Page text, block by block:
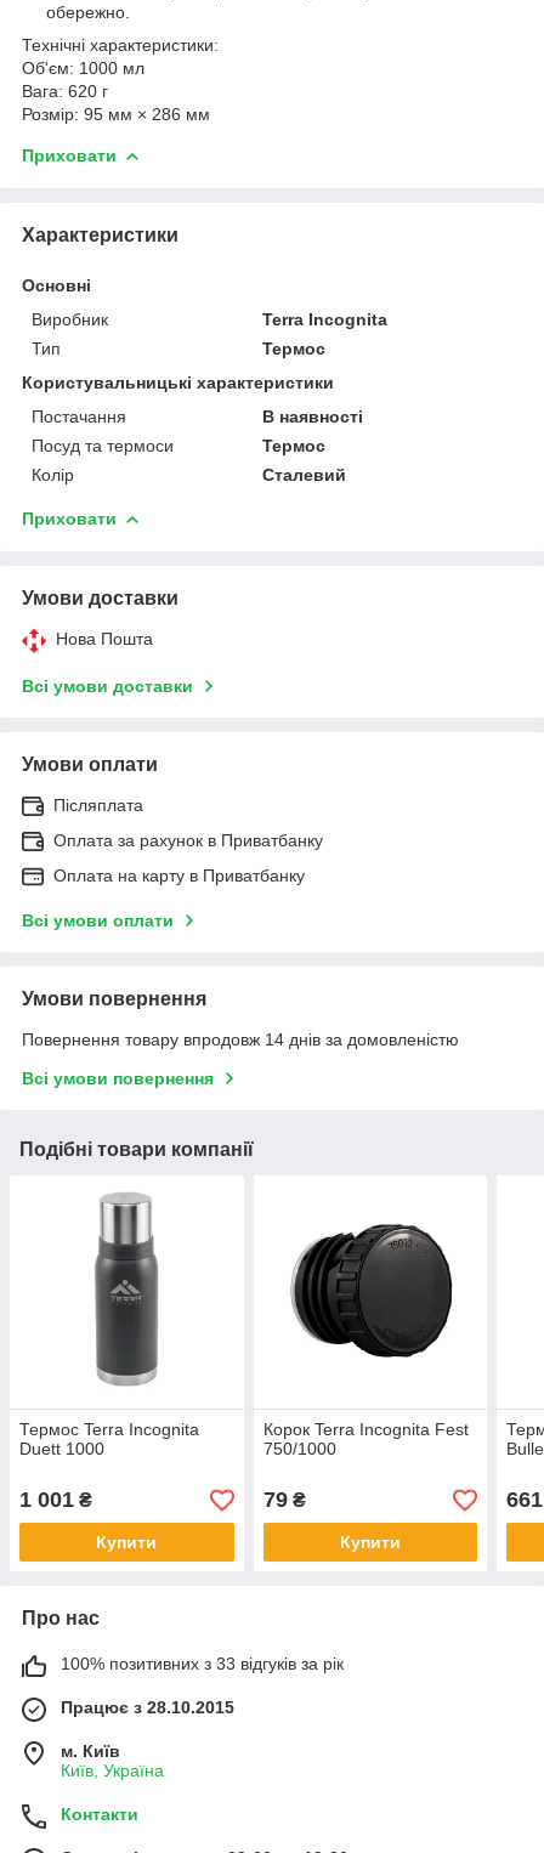
обережно.
Технічні характеристики:
Об'єм: 1000 мл
Вага: 620 г
Розмір: 95 мм × 286 мм
Приховати
Характеристики
Основні
Виробник
Terra Incognita
Тип
Термос
Користувальницькі характеристики
Постачання
В наявності
Посуд та термоси
Термос
Колір
Сталевий
Приховати
Умови доставки
Нова Пошта
Всі умови доставки
Умови оплати
Післяплата
Оплата за рахунок в Приватбанку
Оплата на карту в Приватбанку
Всі умови оплати
Умови повернення
Повернення товару впродовж 14 днів за домовленістю
Всі умови повернення
Подібні товари компанії
Термос Terra Incognita
Duett 1000
1 001 ₴
Купити
Корок Terra Incognita Fest
750/1000
79₴
Купити
661
Про нас
100% позитивних з 33 відгуків за рік
Працює з 28.10.2015
м. Київ
Київ, Україна
Контакти